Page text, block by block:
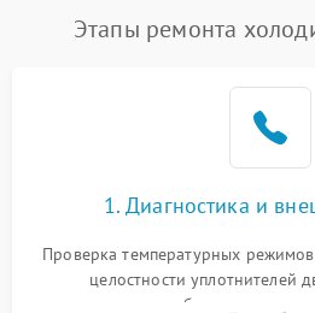
Этапы ремонта
1. Диагностика и
Проверка температурных
целостности уплотнителей
сопротивления обмоток мотора,